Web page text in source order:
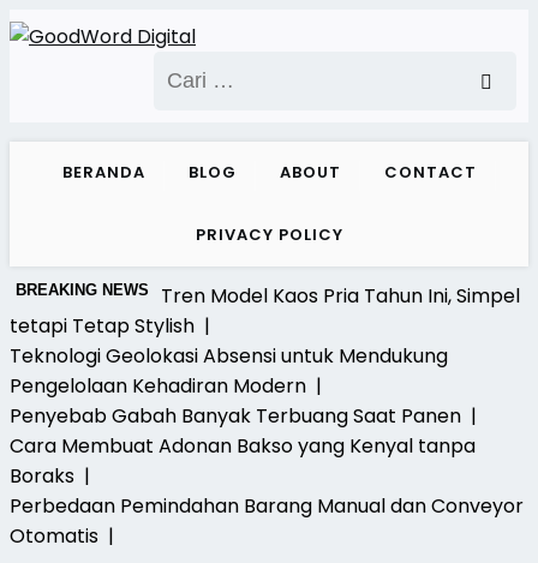
Skip
untuk:
BERANDA BLOG ABOUT CONTACT
PRIVACY POLICY
BREAKING NEWS
Tren Model Kaos Pria Tahun Ini, Simpel
tetapi Tetap Stylish |
Teknologi Geolokasi Absensi untuk Mendukung
Pengelolaan Kehadiran Modern |
Penyebab Gabah Banyak Terbuang Saat Panen |
Cara Membuat Adonan Bakso yang Kenyal tanpa
Boraks |
Perbedaan Pemindahan Barang Manual dan Conveyor
Otomatis |